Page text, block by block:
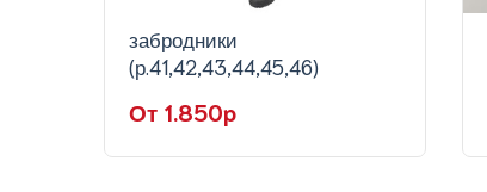
забродники
(р.41,42,43,44,45,46)
От 1.850p